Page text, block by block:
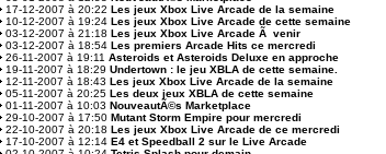
17-12-2007 à 20:22 Les jeux Xbox Live Arcade de la semaine
10-12-2007 à 19:24 Les jeux Xbox Live Arcade de cette semaine
03-12-2007 à 21:18 Les jeux Xbox Live Arcade Ã venir
03-12-2007 à 18:54 Les premiers Arcade Hits ce mercredi
26-11-2007 à 19:11 Asteroids et Asteroids Deluxe en approche
19-11-2007 à 18:29 Undertown : le jeu XBLA de cette semaine.
12-11-2007 à 18:43 Les jeux Xbox Live Arcade de la semaine
05-11-2007 à 20:25 Les deux jeux XBLA de cette semaine
01-11-2007 à 10:03 NouveautÃ©s Marketplace
29-10-2007 à 17:50 Mutant Storm Empire pour mercredi
22-10-2007 à 20:18 Les jeux Xbox Live Arcade de ce mercredi
17-10-2007 à 12:14 E4 et Speedball 2 sur le Live Arcade